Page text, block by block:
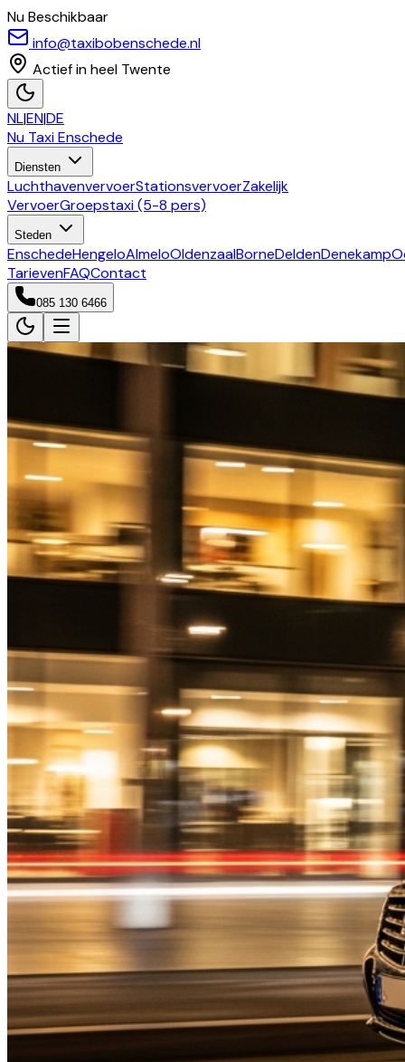
Nu Beschikbaar
info@taxibobenschede.nl
Actief in heel Twente
NL|EN|DE
Nu TaxiEnschede
Diensten
LuchthavenvervoerStationsvervoerZakelijk
VervoerGroepstaxi (5-8 pers)
Steden
EnschedeHengeloAlmeloOldenzaalBorneDeldenDenekamp
TarievenFAQContact
085 130 6466